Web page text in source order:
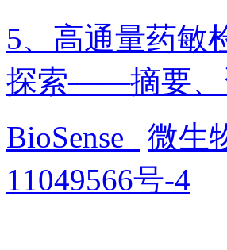
5、高通量药敏
探索——摘要、
BioSense
微生
11049566号-4